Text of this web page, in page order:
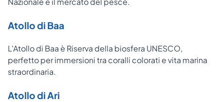
Atollo di Baa
L'Atollo di Baa è Riserva della biosfera UNESCO,
perfetto per immersioni tra coralli colorati e vita marina
straordinaria.
Atollo di Ari